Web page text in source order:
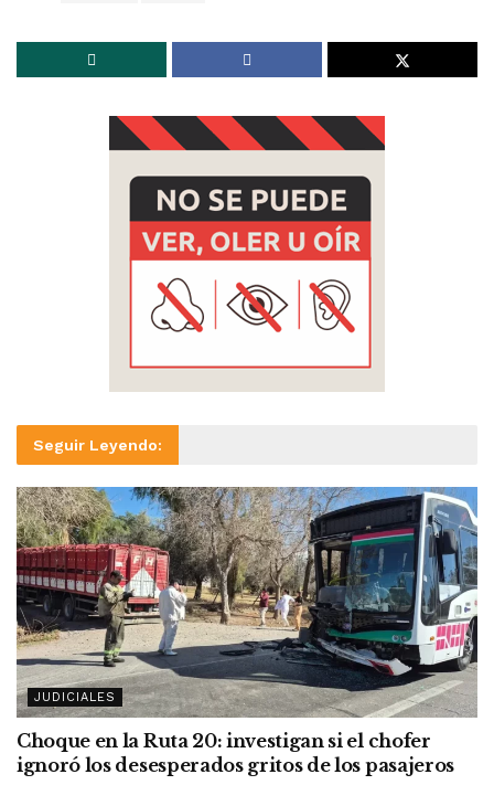
Seguir Leyendo:
JUDICIALES
Choque en la Ruta 20: investigan si el chofer
ignoró los desesperados gritos de los pasajeros